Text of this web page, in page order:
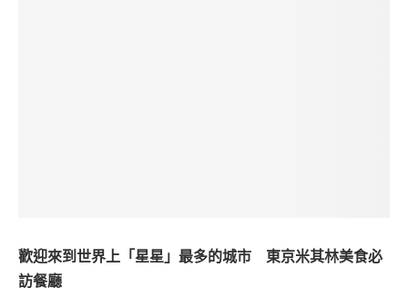
歡迎來到世界上「星星」最多的城市 東京米其林美食必
訪餐廳